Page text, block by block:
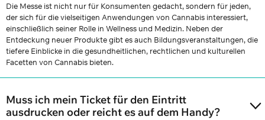
Die Messe ist nicht nur für Konsumenten gedacht, sondern für jeden,
der sich für die vielseitigen Anwendungen von Cannabis interessiert,
einschließlich seiner Rolle in Wellness und Medizin. Neben der
Entdeckung neuer Produkte gibt es auch Bildungsveranstaltungen, die
tiefere Einblicke in die gesundheitlichen, rechtlichen und kulturellen
Facetten von Cannabis bieten.
Muss ich mein Ticket für den Eintritt
ausdrucken oder reicht es auf dem Handy?